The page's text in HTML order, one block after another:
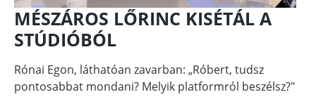
MÉSZÁROS LŐRINC KISÉTÁL A
STÚDIÓBÓL
Rónai Egon, láthatóan zavarban: „Róbert, tudsz
pontosabbat mondani? Melyik platformról beszélsz?"